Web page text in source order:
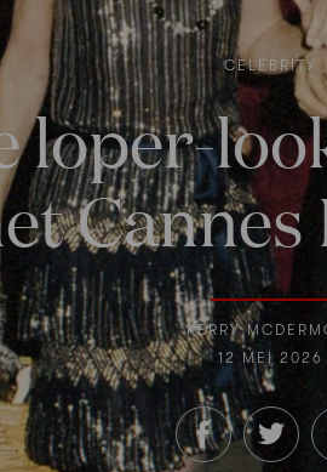
CELEBRITY
loper-
KERRY
12 MEI 2026